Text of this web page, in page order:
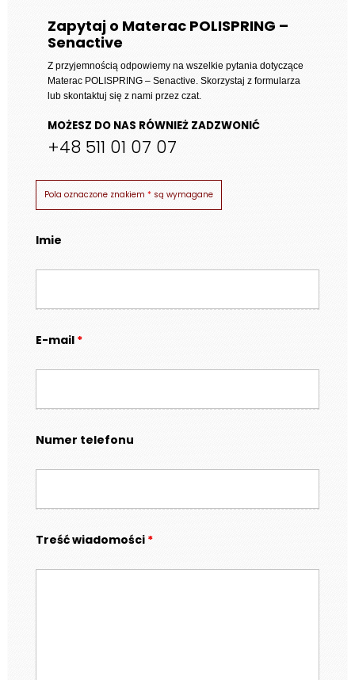
1
Zapytaj o Materac POLISPRING –
Senactive
Z przyjemnością odpowiemy na wszelkie pytania dotyczące
Materac POLISPRING – Senactive. Skorzystaj z formularza
lub skontaktuj się z nami przez czat.
MOŻESZ DO NAS RÓWNIEŻ ZADZWONIĆ
+48 511 01 07 07
Pola oznaczone znakiem * są wymagane
Imie
E-mail *
Numer telefonu
Treść wiadomości *